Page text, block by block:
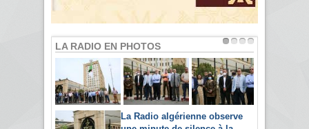
LA RADIO EN PHOTOS
La Radio algérienne observe